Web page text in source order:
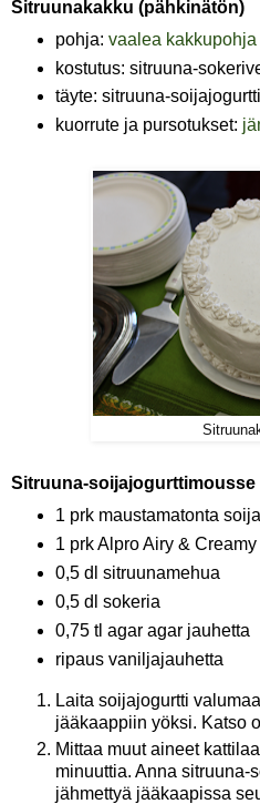
Sitruunakakku (pähkinätön)
pohja: vaalea
kostutus: sitruuna-
täyte: sitruuna-
kuorrute ja pursotukset:
Sitruuna-soijajogurttimousse
1 prk maustamatonta
1 prk Alpro Airy &
0,5 dl sitruunamehua
0,5 dl sokeria
0,75 tl agar agar jauhetta
ripaus vaniljajauhetta
Laita soijajogurtti
jääkaappiin yöksi. Katso
Mittaa muut aineet
minuuttia. Anna sitruuna-
jähmettyä jääkaapissa